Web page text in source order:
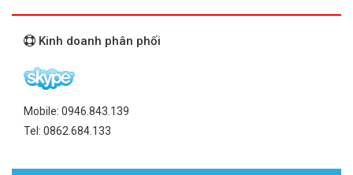
Kinh doanh phân phối
Mobile: 0946.843.139
Tel: 0862.684.133